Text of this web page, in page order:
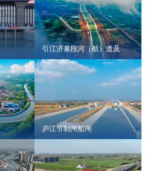
引江济巢段河（航）道及桥
梁
庐江节制闸船闸